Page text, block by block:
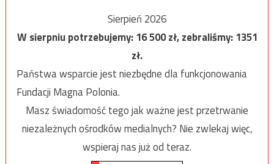
Sierpień 2026
W sierpniu potrzebujemy:16 500zł, zebraliśmy:1351
zł.
Państwa wsparcie jest niezbędne dla funkcjonowania
Fundacji Magna Polonia.
Masz świadomość tego jak ważne jest przetrwanie
niezależnych ośrodków medialnych? Nie zwlekaj więc,
wspieraj nas już od teraz.